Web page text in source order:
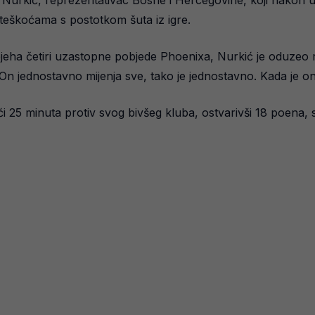
s postotkom šuta iz igre.
četiri uzastopne pobjede Phoenixa, Nurkić je oduzeo
jednostavno mijenja sve, tako je jednostavno. Kada je
minuta protiv svog bivšeg kluba, ostvarivši 18 poena,